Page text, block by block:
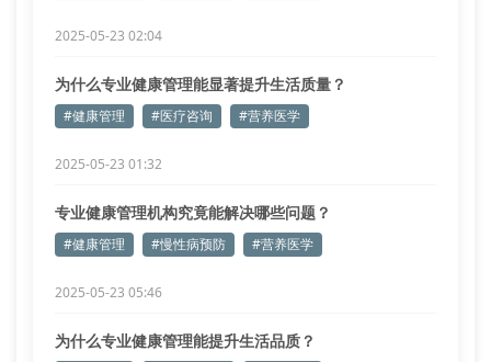
2025-05-23 02:04
为什么专业健康管理能显著提升生活质量？
#健康管理 #医疗咨询 #营养医学
2025-05-23 01:32
专业健康管理机构究竟能解决哪些问题？
#健康管理 #慢性病预防 #营养医学
2025-05-23 05:46
为什么专业健康管理能提升生活品质？